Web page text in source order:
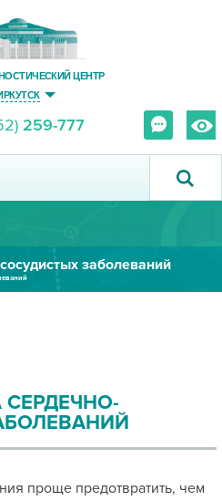
ЦЕНТР
259-777
заболеваний
проще предотвратить, чем